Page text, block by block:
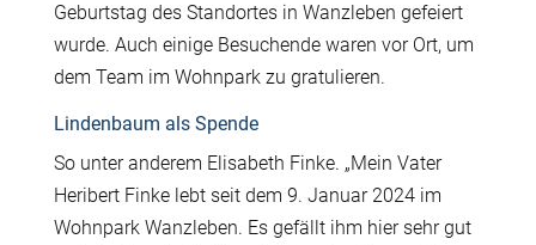
Geburtstag des Standortes in Wanzleben gefeiert
wurde. Auch einige Besuchende waren vor Ort, um
dem Team im Wohnpark zu gratulieren.
Lindenbaum als Spende
So unter anderem Elisabeth Finke. „Mein Vater
Heribert Finke lebt seit dem 9. Januar 2024 im
Wohnpark Wanzleben. Es gefällt ihm hier sehr gut